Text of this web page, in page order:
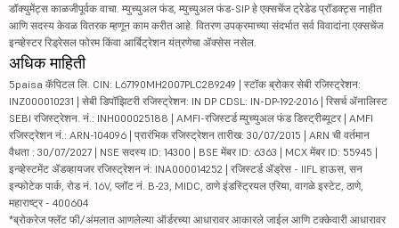
डॉक्युमेंट्स काळजीपूर्वक वाचा. म्युच्युअल फंड, म्युच्युअल फंड-SIP हे एक्सचेंज ट्रेडेड प्रॉडक्ट्स नाहीत
आणि सदस्य केवळ वितरक म्हणून काम करीत आहे. वितरण उपक्रमाच्या संदर्भात सर्व विवादांना एक्सचेंज
इन्व्हेस्टर रिड्रेसल फोरम किंवा आर्बिट्रेशन यंत्रणेचा ॲक्सेस नसेल.
अधिक माहिती
5paisa कॅपिटल लि. CIN: L67190MH2007PLC289249 | स्टॉक ब्रोकर सेबी रजिस्ट्रेशन:
INZ000010231 | सेबी डिपॉझिटरी रजिस्ट्रेशन: IN DP CDSL: IN-DP-192-2016 | रिसर्च ॲनालिस्ट
SEBI रजिस्ट्रेशन. नं.: INH000025188 | AMFI-रजिस्टर्ड म्युच्युअल फंड डिस्ट्रीब्यूटर | AMFI
रजिस्ट्रेशन नं.: ARN-104096 | प्रारंभिक रजिस्ट्रेशन तारीख: 30/07/2015 | ARN ची वर्तमान
वैधता : 30/07/2027 | NSE सदस्य ID: 14300 | BSE मेंबर ID: 6363 | MCX मेंबर ID: 55945 |
इन्व्हेस्टमेंट ॲडव्हायजर रजिस्ट्रेशन नं: INA000014252 | रजिस्टर्ड ॲड्रेस - IIFL हाऊस, सन
इन्फोटेक पार्क, रोड नं. 16V, प्लॉट नं. B-23, MIDC, ठाणे इंडस्ट्रियल एरिया, वागळे इस्टेट, ठाणे,
महाराष्ट्र - 400604
*ब्रोकरेज फ्लॅट फी/अंमलात आणलेल्या ऑर्डरच्या आधारावर आकारले जाईल आणि टक्केवारी आधारावर